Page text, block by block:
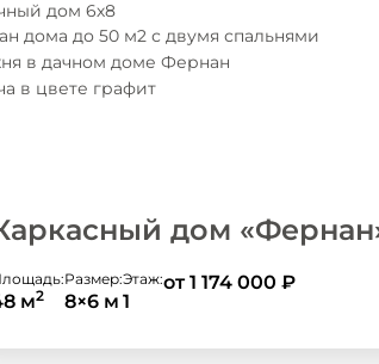
дом
м2
Размер:
8×6 м
Этаж:
1
от 1 174 000 ₽